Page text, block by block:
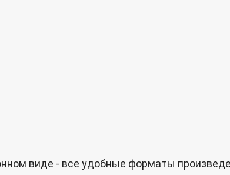
виде - все удобные форматы